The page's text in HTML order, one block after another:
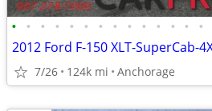
• • • • • • • • • • • • • •
7/26 124k mi Anchorage